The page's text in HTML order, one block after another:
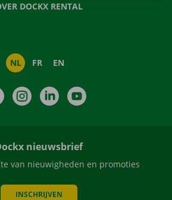
DOCKX RENTAL
NL FR EN
FacebookInstagramLinkedIn
nieuwsbrief
van nieuwigheden en promoties
INSCHRIJVEN